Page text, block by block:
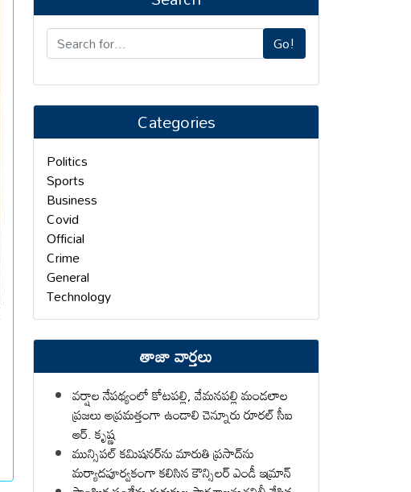
Go!
Categories
Politics
Sports
Business
Covid
Official
Crime
General
Technology
తాజా వార్తలు
వర్షాల నేపథ్యంలో కోటపల్లి, వేమనపల్లి మండలాల
ప్రజలు అప్రమత్తంగా ఉండాలి చెన్నూరు రూరల్ సీఐ
ఆర్. కృష్ణ
మున్సిపల్ కమిషనర్‌ను మారుతి ప్రసాద్‌ను
మర్యాదపూర్వకంగా కలిసిన కౌన్సిలర్ ఎండీ ఇమ్రాన్ ​